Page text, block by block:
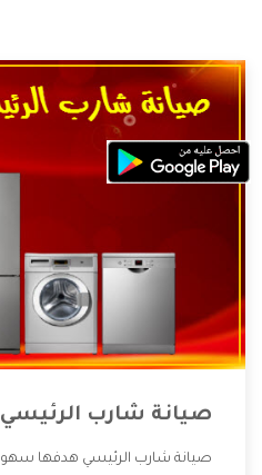
صيانة شارب الرئيسي
صيانة شارب الرئيسي هدفها